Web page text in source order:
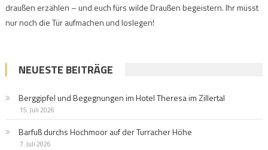
draußen erzählen – und euch fürs wilde Draußen begeistern. Ihr müsst
nur noch die Tür aufmachen und loslegen!
NEUESTE BEITRÄGE
Berggipfel und Begegnungen im Hotel Theresa im Zillertal
15. Juli 2026
Barfuß durchs Hochmoor auf der Turracher Höhe
7. Juli 2026